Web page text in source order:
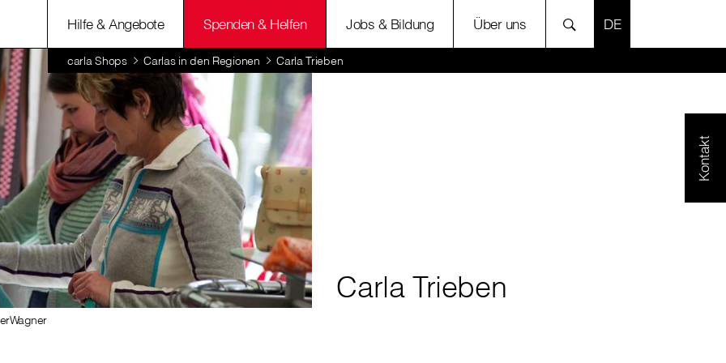
Hilfe & Angebote Spenden & Helfen Jobs & Bildung Über uns SPRACHE
carla Shops Carlas in den Regionen Carla Trieben
Kontakt
Carla Trieben